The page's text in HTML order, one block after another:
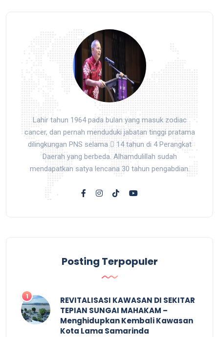
Lahir tahun 1964 pada bulan yang masuk zodiac
cancer, dan pernah menduduki jabatan tinggi pratama
dilingkungan PNS selama  14 tahun di 4 Perangkat
Daerah yang berbeda. Alhamdulillah sudah
mendapatkan satya lencana 30 tahun pengabdian.
Posting Terpopuler
REVITALISASI KAWASAN DI SEKITAR
TEPIAN SUNGAI MAHAKAM –
Menghidupkan Kembali Kawasan
Kota Lama Samarinda